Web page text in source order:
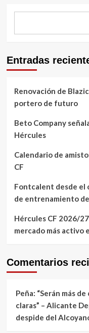
Entradas
Renovación de
portero de futuro
Beto Company
Hércules
Calendario de
CF
Fontcalent desde el
de entrenamiento
Hércules CF 2026/
mercado más activo
Comentarios
Peña: “Serán más
claras” – Alicante
despide del